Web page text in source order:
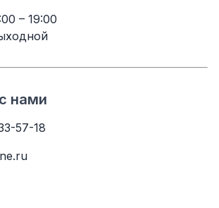
– 19:00
нами
57-18